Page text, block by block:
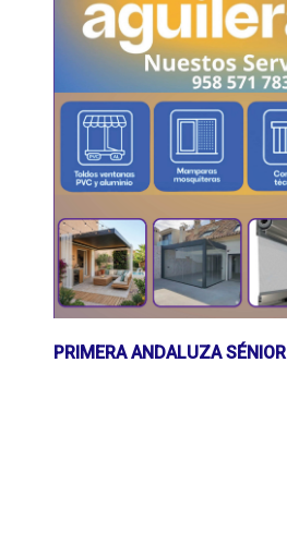
PRIMERA ANDALUZA SÉNIOR